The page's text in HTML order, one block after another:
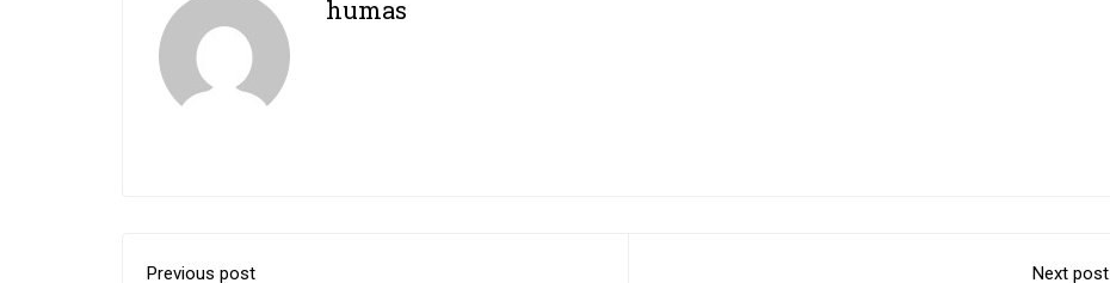
humas
Previous post Next post